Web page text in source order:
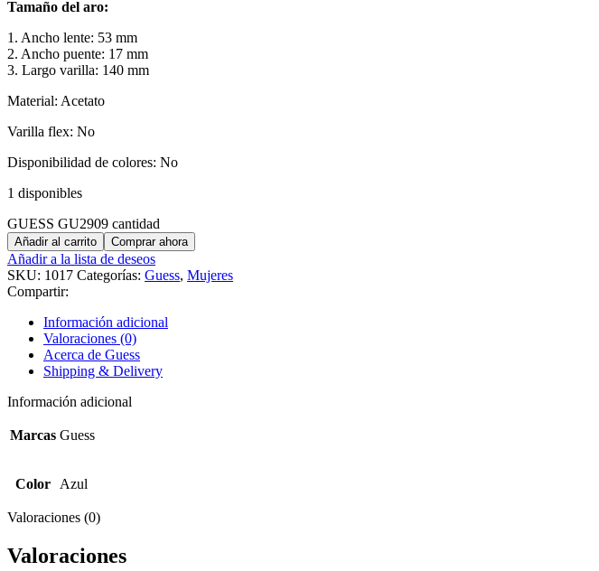
Tamaño del aro:
1. Ancho lente: 53 mm
2. Ancho puente: 17 mm
3. Largo varilla: 140 mm
Material: Acetato
Varilla flex: No
Disponibilidad de colores: No
1 disponibles
GUESS GU2909 cantidad
Añadir al carrito Comprar ahora
Añadir a la lista de deseos
SKU: 1017 Categorías: Guess, Mujeres
Compartir:
Información adicional
Valoraciones (0)
Acerca de Guess
Shipping & Delivery
Información adicional
Marcas Guess
Color Azul
Valoraciones (0)
Valoraciones